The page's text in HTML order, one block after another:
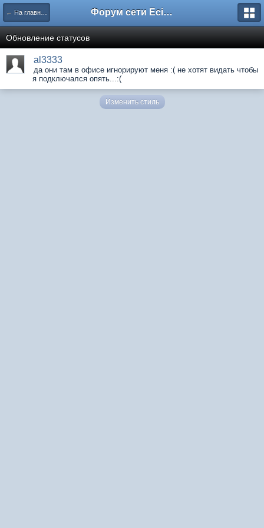
← На главную Форум сети EciлNet
Обновление статусов
al3333
да они там в офисе игнорируют меня :( не хотят видать чтобы
я подключался опять...:(
Изменить стиль